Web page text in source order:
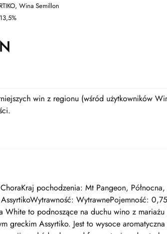
Wina Semillon
13,5%
win z regionu (wśród użytkowników
pochodzenia: Mt Pangeon,
WytrawnePojemność:
White to podnoszące na duchu wino z
greckim Assyrtiko. Jest to wysoce